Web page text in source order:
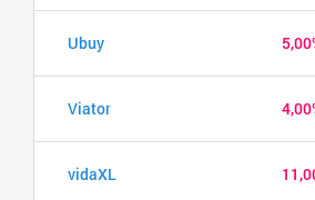
Ubuy
Viator
vidaXL